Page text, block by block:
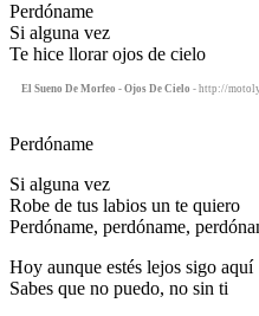
Perdóname
Si alguna vez
Te hice llorar ojos de cielo
El Sueno De Morfeo - Ojos De Cielo - http://
Perdóname
Si alguna vez
Robe de tus labios un te quiero
Perdóname, perdóname,
Hoy aunque estés lejos sigo aquí
Sabes que no puedo, no sin ti